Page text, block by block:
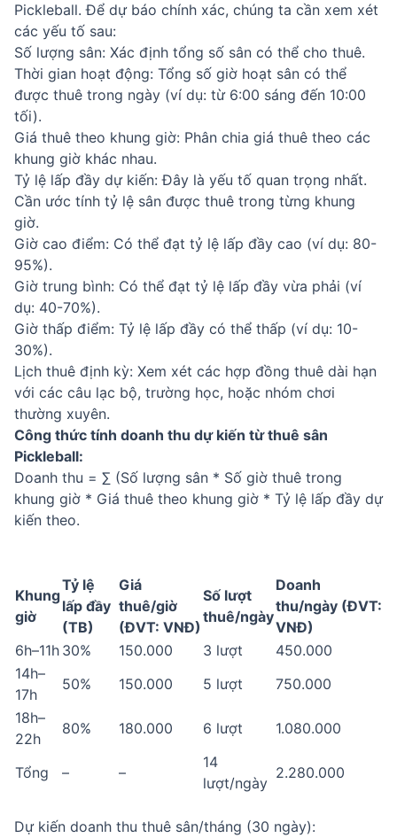
Pickleball. Để dự báo chính xác, chúng ta cần xem xét
các yếu tố sau:
Số lượng sân: Xác định tổng số sân có thể cho thuê.
Thời gian hoạt động: Tổng số giờ hoạt sân có thể
được thuê trong ngày (ví dụ: từ 6:00 sáng đến 10:00
tối).
Giá thuê theo khung giờ: Phân chia giá thuê theo các
khung giờ khác nhau.
Tỷ lệ lấp đầy dự kiến: Đây là yếu tố quan trọng nhất.
Cần ước tính tỷ lệ sân được thuê trong từng khung
giờ.
Giờ cao điểm: Có thể đạt tỷ lệ lấp đầy cao (ví dụ: 80-
95%).
Giờ trung bình: Có thể đạt tỷ lệ lấp đầy vừa phải (ví
dụ: 40-70%).
Giờ thấp điểm: Tỷ lệ lấp đầy có thể thấp (ví dụ: 10-
30%).
Lịch thuê định kỳ: Xem xét các hợp đồng thuê dài hạn
với các câu lạc bộ, trường học, hoặc nhóm chơi
thường xuyên.
Công thức tính doanh thu dự kiến từ thuê sân
Pickleball:
Doanh thu = ∑ (Số lượng sân * Số giờ thuê trong
khung giờ * Giá thuê theo khung giờ * Tỷ lệ lấp đầy dự
kiến theo.
Khung
giờ
Tỷ lệ
lấp đầy
(TB)
Giá
thuê/giờ
(ĐVT: VNĐ)
Số lượt
thuê/ngày
Doanh
thu/ngày (ĐVT:
VNĐ)
6h–11h 30% 150.000 3 lượt
450.000
14h–
17h
50% 150.000 5 lượt
750.000
18h–
22h
80% 180.000 6 lượt 1.080.000
Tổng – –
14
lượt/ngày
2.280.000
Dự kiến doanh thu thuê sân/tháng (30 ngày):